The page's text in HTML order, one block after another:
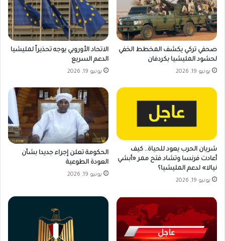
صحفي تركي يكشف المخطط الخفي
لحشود المليشيا بكردفان
يونيو 19, 2026
الاتحاد الأوروبي يوجه تحذيراً لمليشيا
الدعم السريع
يونيو 19, 2026
شريان الحرب يعود للحياة.. كيف
أعادت فرنسا وتشاد فتح ممر «أبشي
نيالا» لدعم المليشيا؟
يونيو 19, 2026
الحكومة تعلن إجراء جديدا بشأن
العودة الطوعية
يونيو 19, 2026